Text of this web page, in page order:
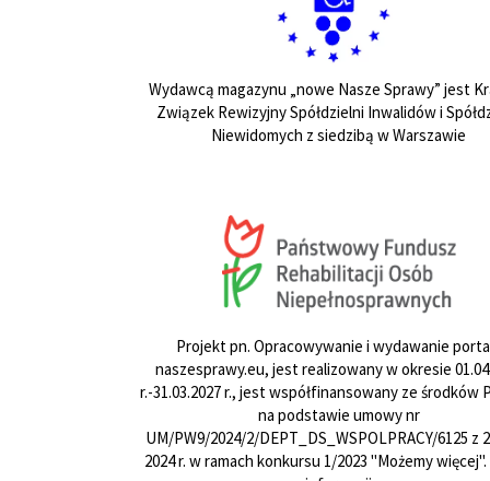
Wydawcą magazynu „nowe Nasze Sprawy” jest
Związek Rewizyjny Spółdzielni Inwalidów i
Niewidomych z siedzibą w Warszawie
Projekt pn. Opracowywanie i wydawanie
naszesprawy.eu, jest realizowany w okresie
r.-31.03.2027 r., jest współfinansowany ze środków
na podstawie umowy nr
UM/PW9/2024/2/DEPT_DS_WSPOLPRACY/6125 z
2024 r. w ramach konkursu 1/2023 "Możemy więcej".